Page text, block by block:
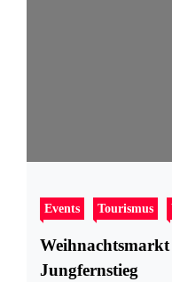
Events Tourismus
Jungfernstieg